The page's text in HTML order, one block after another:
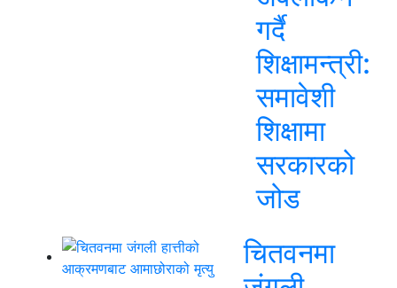
गर्दै
शिक्षामन्त्री:
समावेशी
शिक्षामा
सरकारको
जोड
चितवनमा